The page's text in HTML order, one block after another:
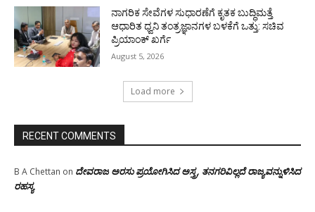
ನಾಗರಿಕ ಸೇವೆಗಳ ಸುಧಾರಣೆಗೆ ಕೃತಕ ಬುದ್ಧಿಮತ್ತೆ
ಆಧಾರಿತ ಧ್ವನಿ ತಂತ್ರಜ್ಞಾನಗಳ ಬಳಕೆಗೆ ಒತ್ತು: ಸಚಿವ
ಪ್ರಿಯಾಂಕ್ ಖರ್ಗೆ
August 5, 2026
Load more
RECENT COMMENTS
B A Chettan on ದೇವರಾಜ ಅರಸು ಪ್ರಯೋಗಿಸಿದ ಅಸ್ತ್ರ, ತನಗರಿವಿಲ್ಲದೆ ರಾಜ್ಯವನ್ನುಳಿಸಿದ
ರಹಸ್ಯ